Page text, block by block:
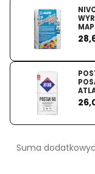
Suma